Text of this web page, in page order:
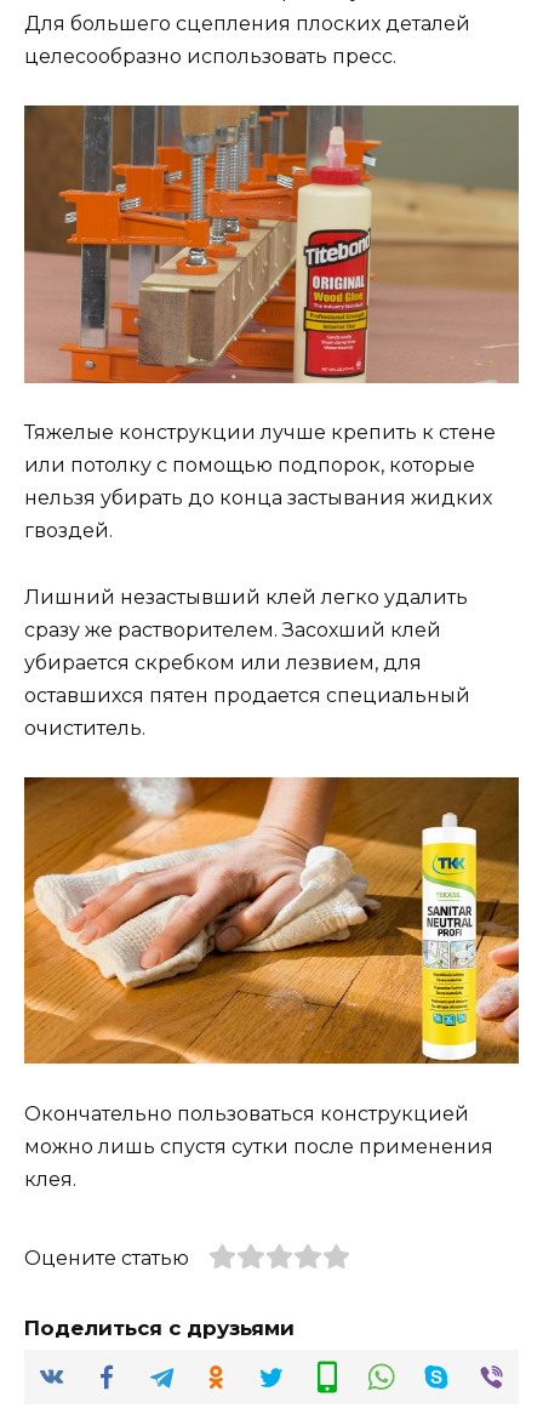
Для большего сцепления плоских деталей
целесообразно использовать пресс.
Тяжелые конструкции лучше крепить к стене
или потолку с помощью подпорок, которые
нельзя убирать до конца застывания жидких
гвоздей.
Лишний незастывший клей легко удалить
сразу же растворителем. Засохший клей
убирается скребком или лезвием, для
оставшихся пятен продается специальный
очиститель.
Окончательно пользоваться конструкцией
можно лишь спустя сутки после применения
клея.
Оцените статью
Поделиться с друзьями